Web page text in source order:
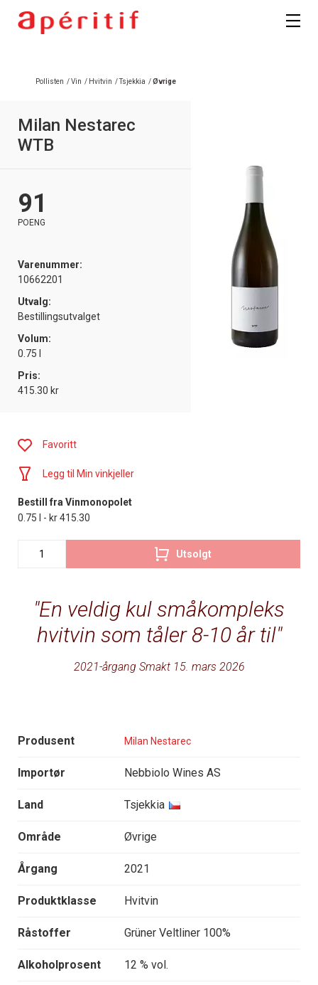
Pollisten /Vin / Hvitvin /Tsjekkia /Øvrige
Milan Nestarec
WTB
91
POENG
Varenummer:
10662201
Utvalg:
Bestillingsutvalget
Volum:
0.75 l
Pris:
415.30 kr
En veldig kul småkompleks
hvitvin som tåler 8-10 år til
2021-årgang Smakt 15. mars 2026
Produsent Milan Nestarec
Importør Nebbiolo Wines AS
Land Tsjekkia
Område Øvrige
Årgang 2021
Produktklasse Hvitvin
Råstoffer Grüner Veltliner 100%
Alkoholprosent 12 % vol.
Favoritt
Legg til Min vinkjeller
Bestill fra Vinmonopolet
0.75 l - kr 415.30
Utsolgt